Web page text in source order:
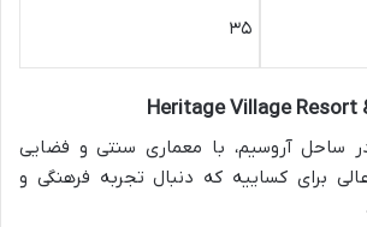
۳۵
ستاره در ساحل آروسیم، با معماری سنتی و فضایی
برای کساییه که دنبال تجربه فرهنگی و